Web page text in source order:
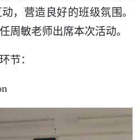
，营造良好的班级氛围。
周敏老师出席本次活动。
节：